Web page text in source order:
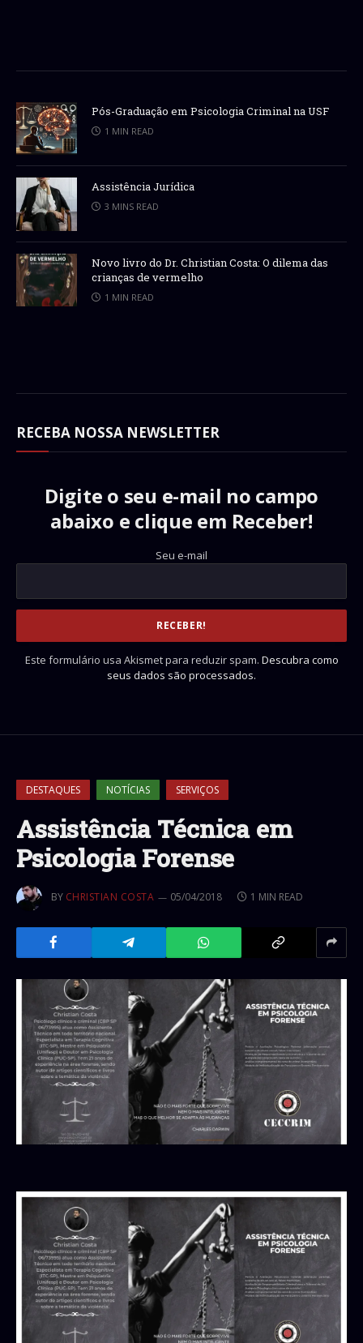
Pós-Graduação em Psicologia Criminal na USF
1 MIN READ
Assistência Jurídica
3 MINS READ
Novo livro do Dr. Christian Costa: O dilema das
crianças de vermelho
1 MIN READ
RECEBA NOSSA NEWSLETTER
Digite o seu e-mail no campo
abaixo e clique em Receber!
Seu e-mail
Este formulário usa Akismet para reduzir spam. Descubra como
seus dados são processados.
DESTAQUES NOTÍCIAS SERVIÇOS
Assistência Técnica em
Psicologia Forense
BY CHRISTIAN COSTA 05/04/2018 1 MIN READ